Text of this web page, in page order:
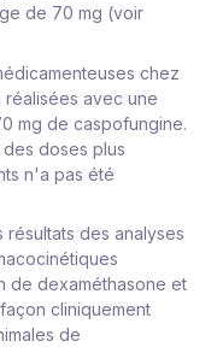
de 70 mg (voir
chez
avec une
mg de caspofungine.
doses plus
n'a pas été
des analyses
de dexaméthasone et
cliniquement
de